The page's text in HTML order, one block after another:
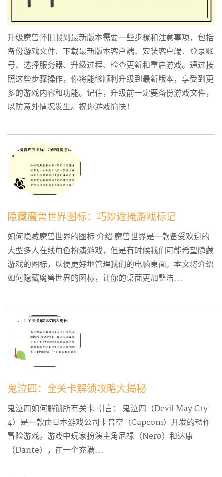
升级魔兽怀旧服到最新版本需要一些步骤和注意事项，包括
备份游戏文件、下载最新版本客户端、安装客户端、登录账
号、选择服务器、升级过程、检查更新和重启游戏。通过按
照这些步骤操作，你将能够顺利升级到最新版本，享受到更
多的游戏内容和功能。记住，升级前一定要备份游戏文件，
以防意外情况发生。祝你游戏愉快！
隐藏魔兽世界图标：巧妙遮掩游戏标记
如何隐藏魔兽世界的图标 介绍 魔兽世界是一款备受欢迎的
大型多人在线角色扮演游戏，但是有时候我们可能希望隐藏
游戏的图标，以便更好地管理我们的电脑桌面。本文将介绍
如何隐藏魔兽世界的图标，让你的桌面更加整洁...
鬼泣四：全关卡解锁攻略大揭秘
鬼泣四如何解锁所有关卡 引言： 鬼泣四（Devil May Cry
4）是一款由日本游戏公司卡普空（Capcom）开发的动作
冒险游戏。游戏中玩家扮演主角尼禄（Nero）和达康
（Dante），在一个充满...